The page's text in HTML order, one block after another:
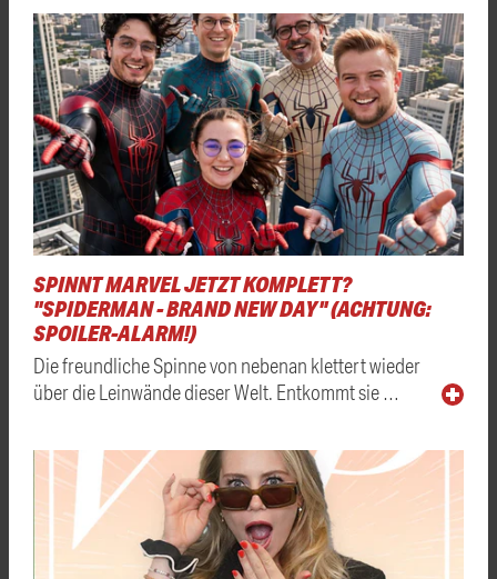
SPINNT MARVEL JETZT KOMPLETT?
"SPIDERMAN - BRAND NEW DAY" (ACHTUNG:
SPOILER-ALARM!)
Die freundliche Spinne von nebenan klettert wieder
über die Leinwände dieser Welt. Entkommt sie …